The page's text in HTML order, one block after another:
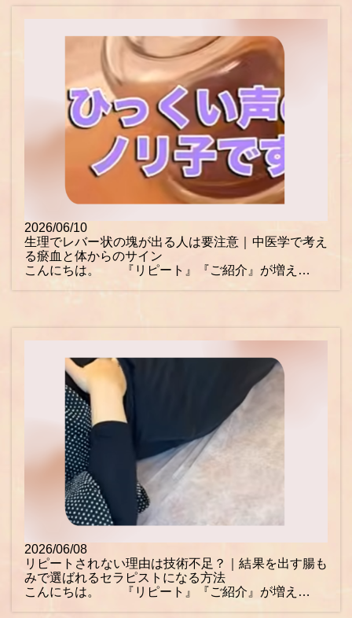
2026/06/10
生理でレバー状の塊が出る人は要注意｜中医学で考え
る瘀血と体からのサイン
こんにちは。 『リピート』『ご紹介』が増え…
2026/06/08
リピートされない理由は技術不足？｜結果を出す腸も
みで選ばれるセラピストになる方法
こんにちは。 『リピート』『ご紹介』が増え…